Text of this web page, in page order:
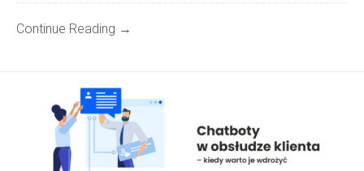
Continue Reading →